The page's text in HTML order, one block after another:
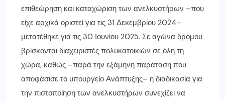
επιθεώρηση και καταχώριση των ανελκυστήρων –που
είχε αρχικά οριστεί για τις 31 Δεκεμβρίου 2024–
μετατέθηκε για τις 30 Ιουνίου 2025. Σε αγώνα δρόμου
βρίσκονται διαχειριστές πολυκατοικιών σε όλη τη
χώρα, καθώς –παρά την εξάμηνη παράταση που
αποφάσισε το υπουργείο Ανάπτυξης– η διαδικασία για
την πιστοποίηση των ανελκυστήρων συνεχίζει να